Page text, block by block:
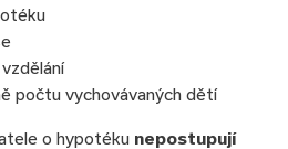
počtu vychovávaných dětí
o hypotéku nepostupují